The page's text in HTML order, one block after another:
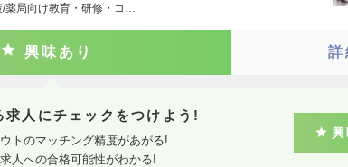
薬局向け教育・研修・コ…
興味あり 詳
求人にチェックをつけよう!
トのマッチング精度があがる!
人への合格可能性がわかる!
興